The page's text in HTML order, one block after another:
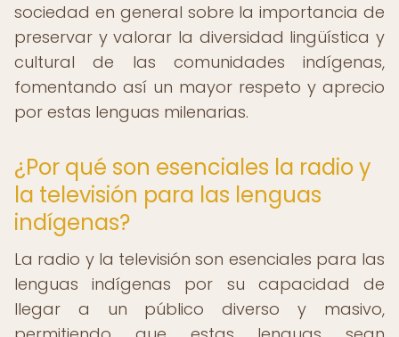
sociedad en general sobre la importancia de
preservar y valorar la diversidad lingüística y
cultural de las comunidades indígenas,
fomentando así un mayor respeto y aprecio
por estas lenguas milenarias.
¿Por qué son esenciales la radio y
la televisión para las lenguas
indígenas?
La radio y la televisión son esenciales para las
lenguas indígenas por su capacidad de
llegar a un público diverso y masivo,